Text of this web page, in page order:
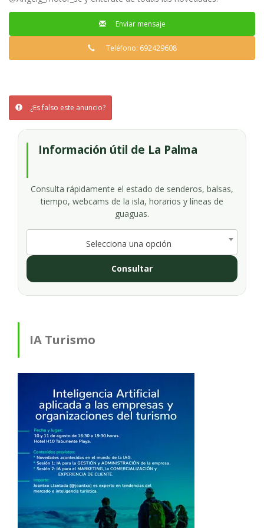
Enviar mensaje
Teléfono: 692429608
¿Es falso este anuncio?
Información útil de La Palma
Consulta rápidamente el estado de senderos, balsas,
tiempo, webcams de la isla, horarios y líneas de
guaguas.
Selecciona una opción
Consultar
IA Turismo